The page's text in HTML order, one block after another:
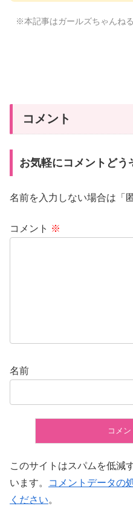
※本記事はガールズちゃんね
コメント
お気軽にコメントどう
名前を入力しない場合は「
コメント ※
名前
このサイトはスパムを低減
います。
コメントデータの
ください。